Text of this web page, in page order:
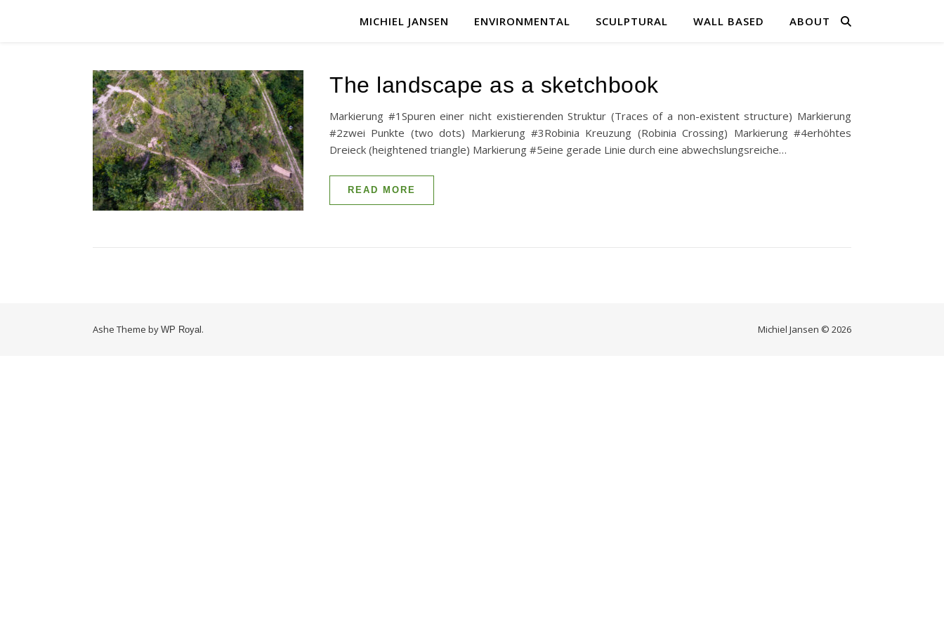
MICHIEL JANSEN ENVIRONMENTAL SCULPTURAL WALL BASED ABOUT
The landscape as a sketchbook
Markierung #1Spuren einer nicht existierenden Struktur (Traces of a non-existent structure) Markierung
#2zwei Punkte (two dots) Markierung #3Robinia Kreuzung (Robinia Crossing) Markierung #4erhöhtes
Dreieck (heightened triangle) Markierung #5eine gerade Linie durch eine abwechslungsreiche…
READ MORE
Michiel Jansen © 2026
Ashe Theme by WP Royal .